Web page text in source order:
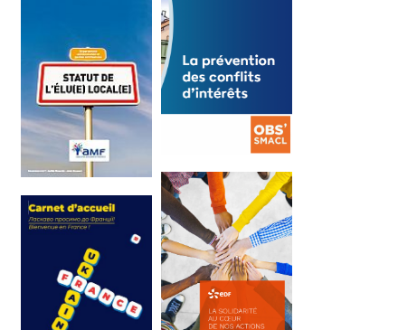
Statut de
l’élu local
Mise à jour avril
2024
FEUILLETER
La
prévention
des conflits
d’intérêts
18 septembre 2023
FEUILLETER